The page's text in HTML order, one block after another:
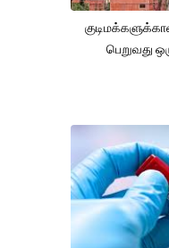
பெறுவது